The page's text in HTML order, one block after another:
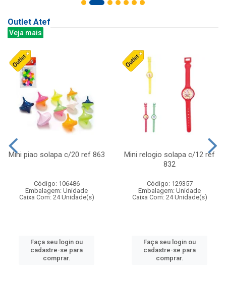
Outlet Atef
Veja mais
Mini piao solapa c/20 ref 863
Código: 106486
Embalagem: Unidade
Caixa Com: 24 Unidade(s)
Faça seu login ou
cadastre-se para
comprar.
Mini relogio solapa c/12 ref
832
Código: 129357
Embalagem: Unidade
Caixa Com: 24 Unidade(s)
Faça seu login ou
cadastre-se para
comprar.